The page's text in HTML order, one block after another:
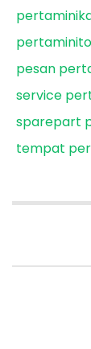
pesan
service
sparepart
tempat